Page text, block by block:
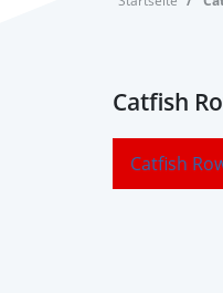
Catfish
Catfish